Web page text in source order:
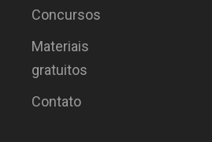
Concursos
Materiais
gratuitos
Contato